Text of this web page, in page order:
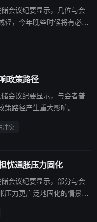
会议纪要显示，几位与会
轻，今年晚些时候将有必要
政策路径
会议纪要显示，与会者普
路径产生重大影响。
冲突
忧通胀压力固化
会议纪要显示，部分与会
压力更广泛地固化的情景表